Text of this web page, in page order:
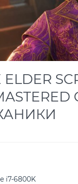
ELDER
i7-6800K